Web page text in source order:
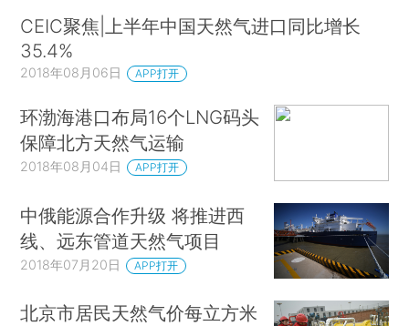
CEIC聚焦|上半年中国天然气进口同比增长
35.4%
2018年08月06日 APP打开
环渤海港口布局16个LNG码头
保障北方天然气运输
2018年08月04日 APP打开
中俄能源合作升级 将推进西
线、远东管道天然气项目
2018年07月20日 APP打开
北京市居民天然气价每立方米